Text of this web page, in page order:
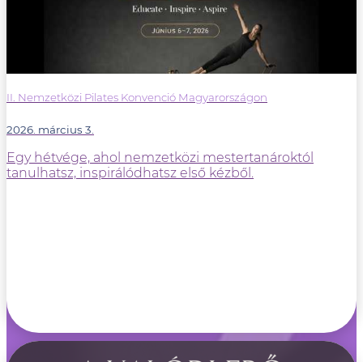
II. Nemzetközi Pilates Konvenció Magyarországon
2026. március 3.
Egy hétvége, ahol nemzetközi mestertanároktól
tanulhatsz, inspirálódhatsz első kézből.